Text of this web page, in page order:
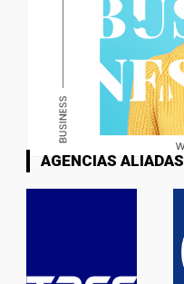
AGENCIAS ALIADAS